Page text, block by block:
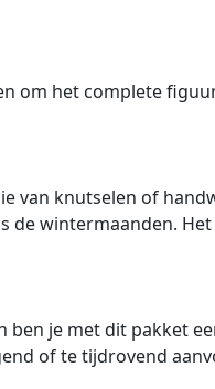
om het complete
van knutselen of
wintermaanden.
je met dit pakket
of te tijdrovend